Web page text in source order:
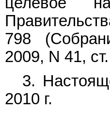
798
2009, N 41,
3.
2010 г.